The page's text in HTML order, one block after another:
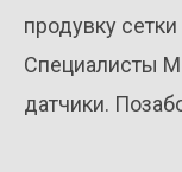
продувку
Специалисты
датчики.